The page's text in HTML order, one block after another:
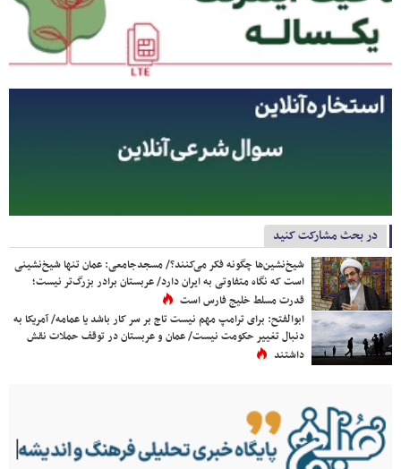
در بحث مشارکت کنید
شیخ‌نشین‌ها چگونه فکر می‌کنند؟/ مسجدجامعی: عمان تنها شیخ‌نشینی
است که نگاه متفاوتی به ایران دارد/ عربستان برادر بزرگ‌تر نیست؛
قدرت مسلط خلیج فارس است
ابوالفتح: برای ترامپ مهم نیست تاج بر سر کار باشد یا عمامه/ آمریکا به
دنبال تغییر حکومت نیست/ عمان و عربستان در توقف حملات نقش
داشتند